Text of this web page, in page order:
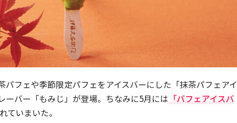
パフェや季節限定パフェをアイスバーにした「抹茶パフェアイ
ーバー「もみじ」が登場。ちなみに5月には 「パフェアイスバ
ていまいた。